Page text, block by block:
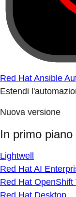
Red Hat Ansible
Estendi
Nuova versione
In primo piano
Lightwell
Red Hat AI
Red Hat
Red Hat Desktop